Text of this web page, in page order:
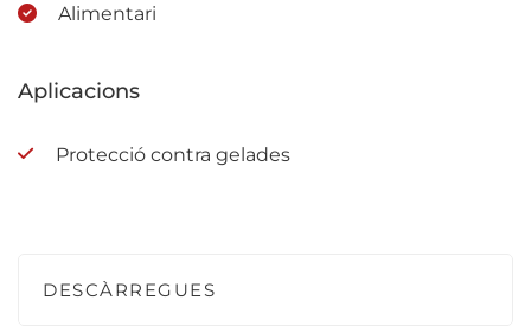
Alimentari
Aplicacions
Protecció contra gelades
DESCÀRREGUES